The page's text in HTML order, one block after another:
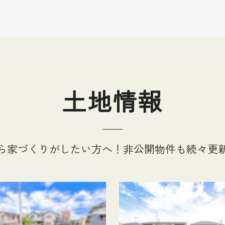
土地情報
家づくりがしたい方へ！ 非公開物件も続々更